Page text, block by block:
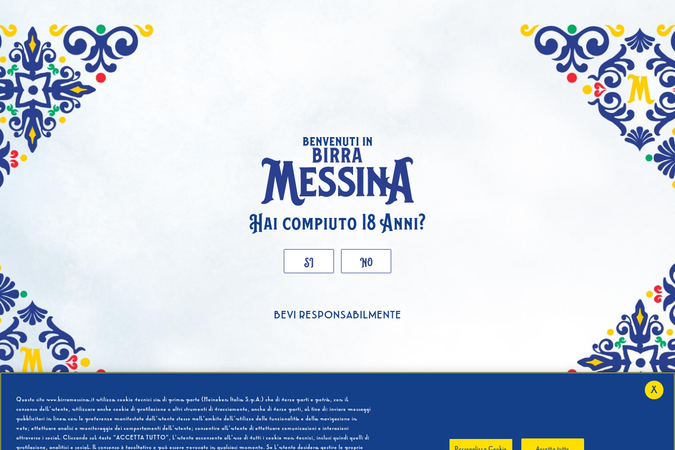
benvenuti in
Hai compiuto 18 Anni?
SI NO
BEVI RESPONSABILMENTE
Questo sito www.birramessina.it utilizza cookie tecnici sia di prima parte (Heineken Italia S.p.A.) che di terze parti e potrà, con il
consenso dell’utente, utilizzare anche cookie di profilazione o altri strumenti di tracciamento, anche di terze parti, al fine di: inviare messaggi
pubblicitari in linea con le preferenze manifestate dall’utente stesso nell’ambito dell’utilizzo delle funzionalità e della navigazione in
rete; effettuare analisi e monitoraggio dei comportamenti dell’utente; consentire all’utente di effettuare comunicazioni e interazioni
attraverso i social. Cliccando sul tasto “ACCETTA TUTTO”, l’utente acconsente all’uso di tutti i cookie non tecnici, inclusi quindi quelli di
profilazione, analitici e social. Il consenso è facoltativo e può essere revocato in qualsiasi momento. Se l’utente desidera gestire le proprie
X